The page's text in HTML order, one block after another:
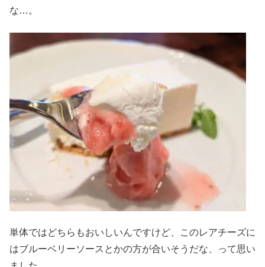
な…。
単体ではどちらもおいしいんですけど、このレアチーズに
はブルーベリーソースとかの方が合いそうだな、って思い